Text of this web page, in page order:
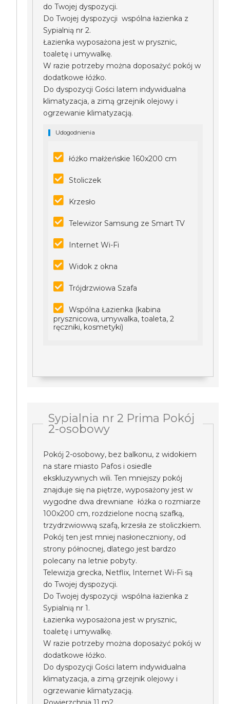
do Twojej dyspozycji.
Do Twojej dyspozycji wspólna łazienka z
Sypialnią nr 2.
Łazienka wyposażona jest w prysznic,
toaletę i umywalkę.
W razie potrzeby można doposażyć pokój w
dodatkowe łóżko.
Do dyspozycji Gości latem indywidualna
klimatyzacja, a zimą grzejnik olejowy i
ogrzewanie klimatyzacją.
Udogodnienia
łóżko małżeńskie 160x200 cm
Stoliczek
Krzesło
Telewizor Samsung ze Smart TV
Internet Wi-Fi
Widok z okna
Trójdrzwiowa Szafa
Wspólna Łazienka (kabina
prysznicowa, umywalka, toaleta, 2
ręczniki, kosmetyki)
Sypialnia nr 2 Prima Pokój
2-osobowy
Pokój 2-osobowy, bez balkonu, z widokiem
na stare miasto Pafos i osiedle
ekskluzywnych wili. Ten mniejszy pokój
znajduje się na piętrze, wyposażony jest w
wygodne dwa drewniane łóżka o rozmiarze
100x200 cm, rozdzielone nocną szafką,
trzydrzwiowwą szafą, krzesła ze stoliczkiem.
Pokój ten jest mniej nasłoneczniony, od
strony północnej, dlatego jest bardzo
polecany na letnie pobyty.
Telewizja grecka, Netflix, Internet Wi-Fi są
do Twojej dyspozycji.
Do Twojej dyspozycji wspólna łazienka z
Sypialnią nr 1.
Łazienka wyposażona jest w prysznic,
toaletę i umywalkę.
W razie potrzeby można doposażyć pokój w
dodatkowe łóżko.
Do dyspozycji Gości latem indywidualna
klimatyzacja, a zimą grzejnik olejowy i
ogrzewanie klimatyzacją.